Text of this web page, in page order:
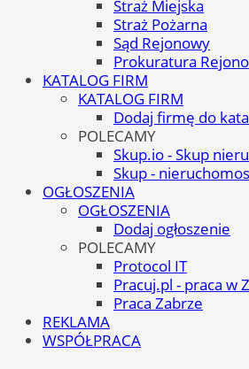
Straż Miejska
Straż Pożarna
Sąd Rejonowy
Prokuratura
KATALOG FIRM
KATALOG FIRM
Dodaj firmę do
POLECAMY
Skup.io - Skup
Skup -
OGŁOSZENIA
OGŁOSZENIA
Dodaj ogłoszenie
POLECAMY
Protocol IT
Pracuj.pl - praca w
Praca Zabrze
REKLAMA
WSPÓŁPRACA